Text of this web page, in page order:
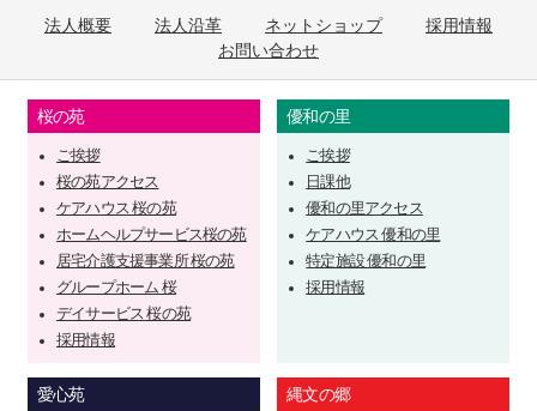
法人概要 法人沿革 ネットショップ
採用情報
お問い合わせ
桜の苑
ご挨拶
桜の苑アクセス
ケアハウス 桜の苑
ホームヘルプサービス桜の苑
居宅介護支援事業所 桜の苑
グループホーム 桜
デイサービス 桜の苑
採用情報
優和の里
ご挨拶
日課他
優和の里アクセス
ケアハウス 優和の里
特定施設 優和の里
採用情報
愛心苑 縄文の郷